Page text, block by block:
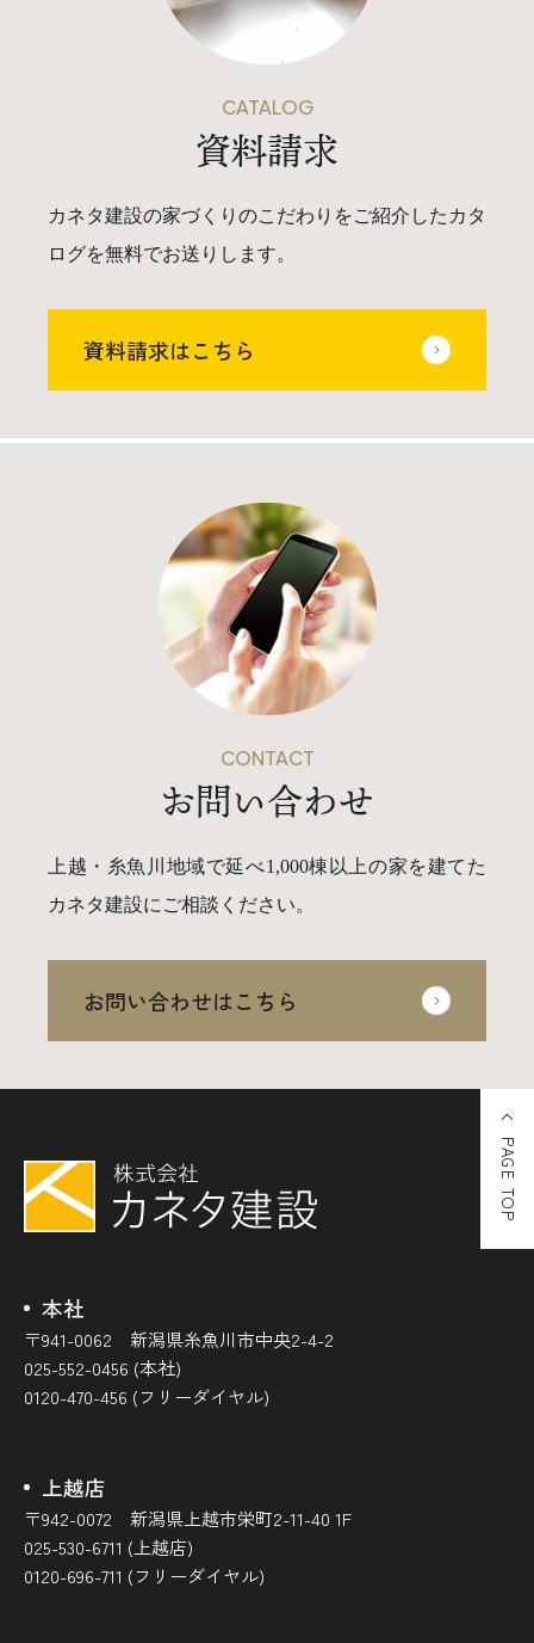
CATALOG
資料請求
カネタ建設の家づくりのこだわりをご紹介したカタ
ログを無料でお送りします。
資料請求はこちら
CONTACT
お問い合わせ
上越・糸魚川地域で延べ1,000棟以上の家を建てた
カネタ建設にご相談ください。
お問い合わせはこちら
本社
〒941-0062 新潟県糸魚川市中央2-4-2
025-552-0456 (本社)
0120-470-456 (フリーダイヤル)
上越店
〒942-0072 新潟県上越市栄町2-11-40 1F
025-530-6711 (上越店)
0120-696-711 (フリーダイヤル)
PAGE TOP